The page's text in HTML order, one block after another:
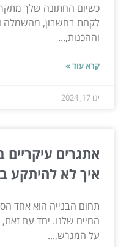
כשיום החתונה שלך
לקחת בחשבון, מהשמלה
וההכנות,...
קרא עוד »
ינו 17, 2024
אתגרים עיקריים
איך לא להיתקע
תחום הבנייה הוא אחד
החיים שלנו. יחד עם
על המגרש,...